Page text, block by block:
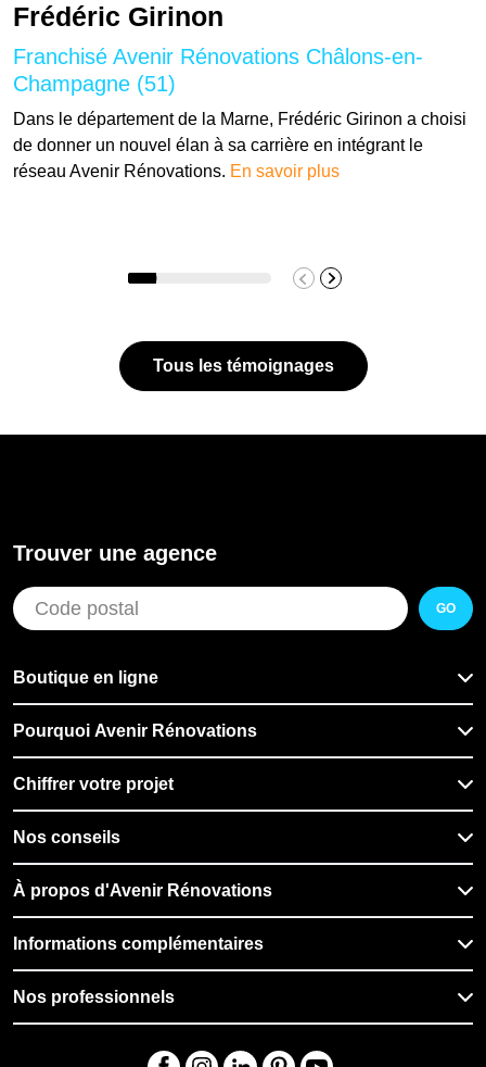
Frédéric Girinon
Franchisé Avenir Rénovations Châlons-en-
Champagne (51)
Dans le département de la Marne, Frédéric Girinon a choisi
de donner un nouvel élan à sa carrière en intégrant le
réseau Avenir Rénovations. En savoir plus
Tous les témoignages
Trouver une agence
GO
Boutique en ligne
Pourquoi Avenir Rénovations
Chiffrer votre projet
Nos conseils
À propos d'Avenir Rénovations
Informations complémentaires
Nos professionnels